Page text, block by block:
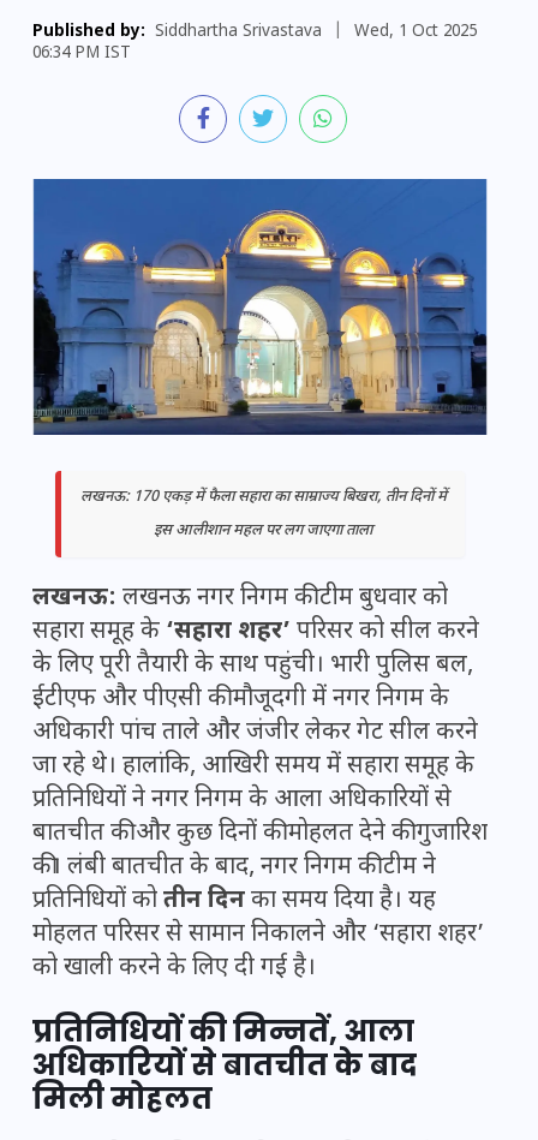
Published by: Siddhartha Srivastava
Wed, 1 Oct 2025
06:34 PM IST
लखनऊ: 170 एकड़ में फैला सहारा का साम्राज्य बिखरा, तीन दिनों में
इस आलीशान महल पर लग जाएगा ताला
लखनऊ: लखनऊ नगर निगम की टीम बुधवार को
सहारा समूह के ‘सहारा शहर’ परिसर को सील करने
के लिए पूरी तैयारी के साथ पहुंची। भारी पुलिस बल,
ईटीएफ और पीएसी की मौजूदगी में नगर निगम के
अधिकारी पांच ताले और जंजीर लेकर गेट सील करने
जा रहे थे। हालांकि, आखिरी समय में सहारा समूह के
प्रतिनिधियों ने नगर निगम के आला अधिकारियों से
बातचीत की और कुछ दिनों की मोहलत देने की गुजारिश
की। लंबी बातचीत के बाद, नगर निगम की टीम ने
प्रतिनिधियों कोतीन दिनका समय दिया है। यह
मोहलत परिसर से सामान निकालने और ‘सहारा शहर’
को खाली करने के लिए दी गई है।
प्रतिनिधियों की मिन्नतें, आला
अधिकारियों से बातचीत के बाद
मिली मोहलत